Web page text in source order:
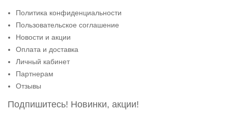
Политика конфиденциальности
Пользовательское соглашение
Новости и акции
Оплата и доставка
Личный кабинет
Партнерам
Отзывы
Подпишитесь! Новинки, акции!